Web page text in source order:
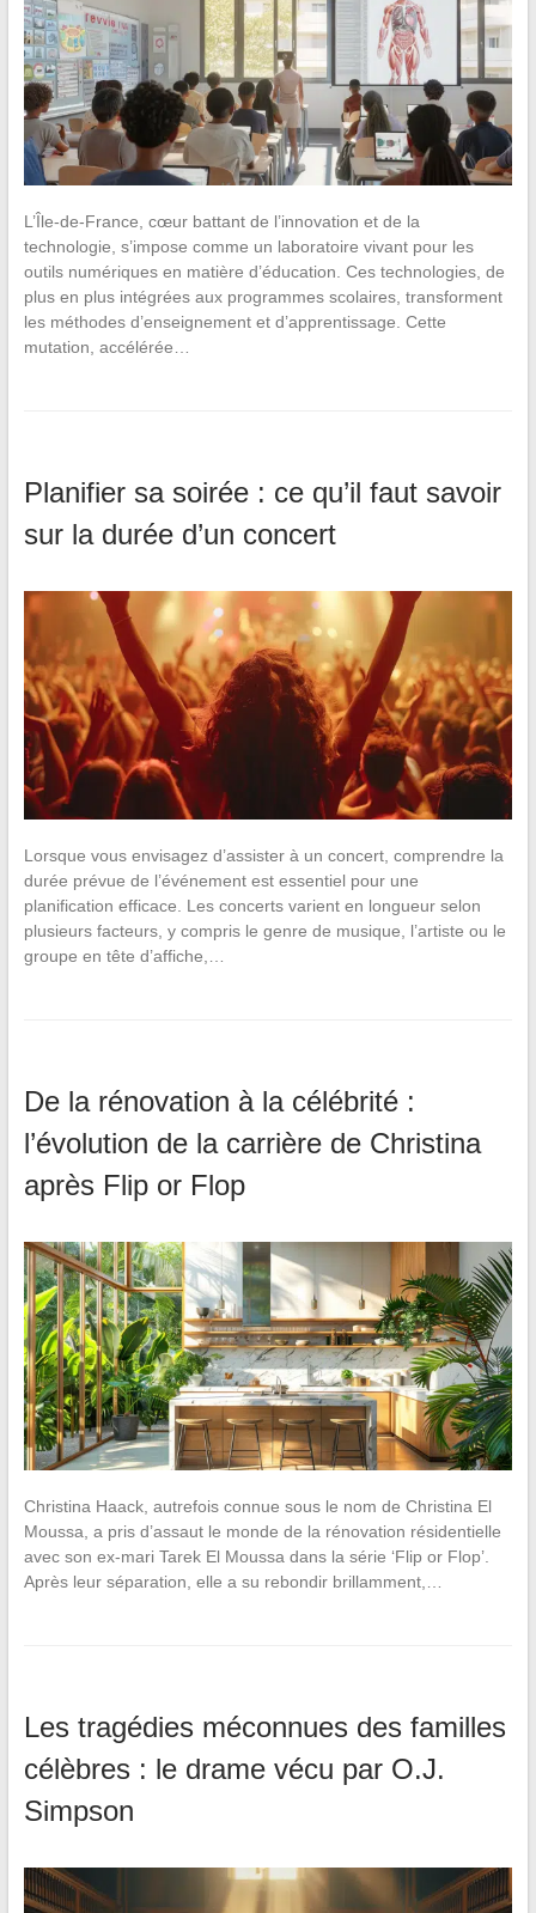
L’Île-de-France, cœur battant de l’innovation et de la
technologie, s’impose comme un laboratoire vivant pour les
outils numériques en matière d’éducation. Ces technologies, de
plus en plus intégrées aux programmes scolaires, transforment
les méthodes d’enseignement et d’apprentissage. Cette
mutation, accélérée…
Planifier sa soirée : ce qu’il faut savoir
sur la durée d’un concert
Lorsque vous envisagez d’assister à un concert, comprendre la
durée prévue de l’événement est essentiel pour une
planification efficace. Les concerts varient en longueur selon
plusieurs facteurs, y compris le genre de musique, l’artiste ou le
groupe en tête d’affiche,…
De la rénovation à la célébrité :
l’évolution de la carrière de Christina
après Flip or Flop
Christina Haack, autrefois connue sous le nom de Christina El
Moussa, a pris d’assaut le monde de la rénovation résidentielle
avec son ex-mari Tarek El Moussa dans la série ‘Flip or Flop’.
Après leur séparation, elle a su rebondir brillamment,…
Les tragédies méconnues des familles
célèbres : le drame vécu par O.J.
Simpson